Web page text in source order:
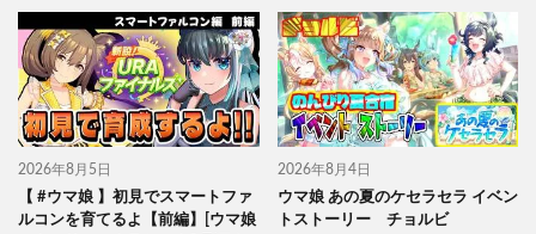
2026年8月5日
【 #ウマ娘 】初見でスマートファ
ルコンを育てるよ【前編】[ウマ娘
2026年8月4日
ウマ娘 あの夏のケセラセラ イベン
トストーリー チョルビ